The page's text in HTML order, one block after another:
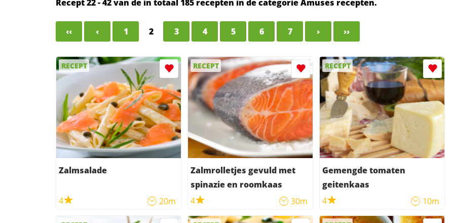
Recept 22 - 42 van de in totaal 185 recepten in de categorie Amuses recepten.
‹‹ ‹ 1 2 3 4 5 6 7 › ››
RECEPT
Zalmsalade
4 20m
RECEPT
Zalmrolletjes gevuld met
spinazie en roomkaas
4
30m
RECEPT
Gemengde tomaten
geitenkaas
4
10m